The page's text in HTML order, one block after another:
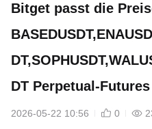
Bitget passt die
DT Perpetual-
2026-05-22 10:56 0